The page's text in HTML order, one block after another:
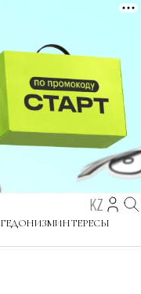
KZ
ГЕДОНИЗМИНТЕРЕСЫ